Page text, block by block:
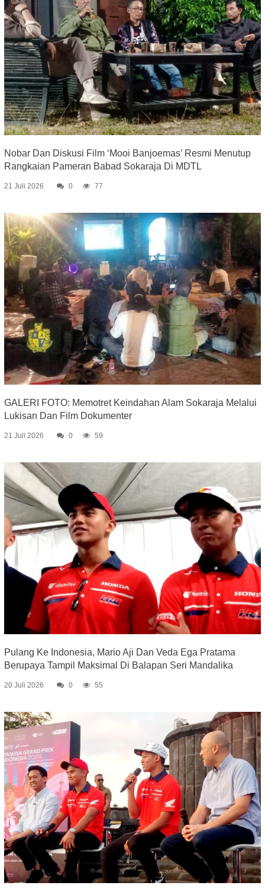
Nobar Dan Diskusi Film ‘Mooi Banjoemas’ Resmi Menutup
Rangkaian Pameran Babad Sokaraja Di MDTL
21 Juli 2026 0 77
GALERI FOTO: Memotret Keindahan Alam Sokaraja Melalui
Lukisan Dan Film Dokumenter
21 Juli 2026 0 59
Pulang Ke Indonesia, Mario Aji Dan Veda Ega Pratama
Berupaya Tampil Maksimal Di Balapan Seri Mandalika
20 Juli 2026 0 55